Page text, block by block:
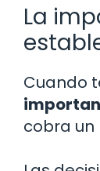
La
Cuando
cobra un